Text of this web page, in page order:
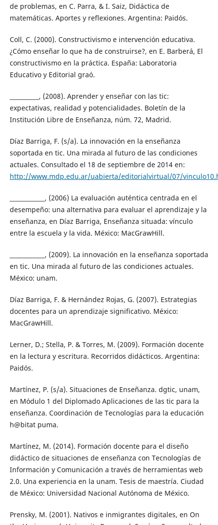
de problemas, en C. Parra, & I. Saiz, Didáctica de
matemáticas. Aportes y reflexiones. Argentina: Paidós.
Coll, C. (2000). Constructivismo e intervención educativa.
¿Cómo enseñar lo que ha de construirse?, en E. Barberá, El
constructivismo en la práctica. España: Laboratoria
Educativo y Editorial graó.
__________, (2008). Aprender y enseñar con las tic:
expectativas, realidad y potencialidades. Boletín de la
Institución Libre de Enseñanza, núm. 72, Madrid.
Díaz Barriga, F. (s/a). La innovación en la enseñanza
soportada en tic. Una mirada al futuro de las condiciones
actuales. Consultado el 18 de septiembre de 2014 en:
http://www.mdp.edu.ar/uabierta/editorialvirtual/07/
____________, (2006) La evaluación auténtica centrada en el
desempeño: una alternativa para evaluar el aprendizaje y la
enseñanza, en Díaz Barriga, Enseñanza situada: vínculo
entre la escuela y la vida. México: MacGrawHill.
____________, (2009). La innovación en la enseñanza soportada
en tic. Una mirada al futuro de las condiciones actuales.
México: unam.
Díaz Barriga, F. & Hernández Rojas, G. (2007). Estrategias
docentes para un aprendizaje significativo. México:
MacGrawHill.
Lerner, D.; Stella, P. & Torres, M. (2009). Formación docente
en la lectura y escritura. Recorridos didácticos. Argentina:
Paidós.
Martínez, P. (s/a). Situaciones de Enseñanza. dgtic, unam,
en Módulo 1 del Diplomado Aplicaciones de las tic para la
enseñanza. Coordinación de Tecnologías para la educación
h@bitat puma.
Martínez, M. (2014). Formación docente para el diseño
didáctico de situaciones de enseñanza con Tecnologías de
Información y Comunicación a través de herramientas web
2.0. Una experiencia en la unam. Tesis de maestría. Ciudad
de México: Universidad Nacional Autónoma de México.
Prensky, M. (2001). Nativos e inmigrantes digitales, en On